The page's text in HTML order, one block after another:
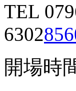
TEL
6302
開場時